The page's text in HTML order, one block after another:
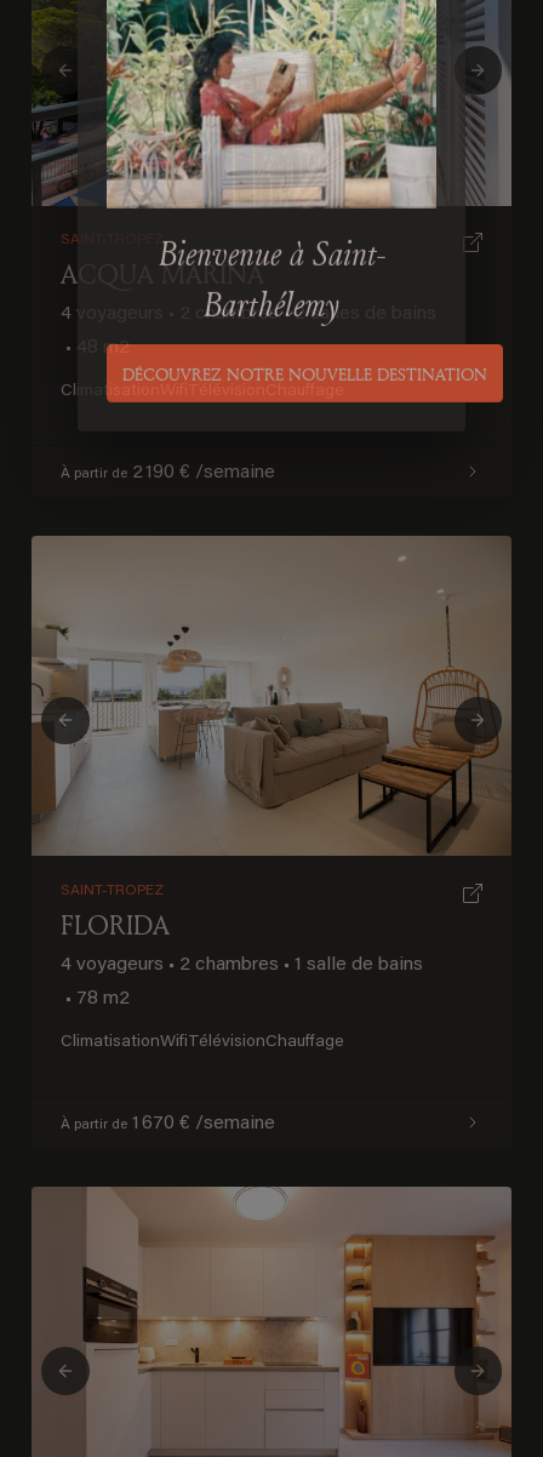
Previous Next
SAINT-TROPEZ
FLORIDA
4 voyageurs • 2 chambres • 1 salle de bains
• 78 m2
ClimatisationWifiTélévisionChauffage
À partir de 1 670 € /semaine
Previous Next
SAINT-TROPEZ
ACQUA MARINA
4 voyageurs 2 chambres • 2 salles de bains
•
48 m2
Climatisation
À partir de 2 190 € /semaine
Previous Next
Bienvenue à Saint-
Barthélemy
DÉCOUVREZ NOTRE NOUVELLE DESTINATION